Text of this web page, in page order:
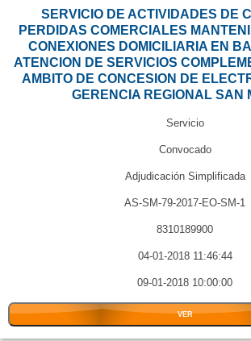
SERVICIO DE ACTIVIDADES DE
PERDIDAS COMERCIALES
CONEXIONES DOMICILIARIA EN
ATENCION DE SERVICIOS
AMBITO DE CONCESION DE
GERENCIA REGIONAL SAN
Servicio
Convocado
Adjudicación Simplificada
AS-SM-79-2017-EO-SM-1
8310189900
04-01-2018 11:46:44
09-01-2018 10:00:00
VER